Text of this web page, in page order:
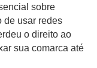
sobre
de usar redes
o direito ao
sua comarca até